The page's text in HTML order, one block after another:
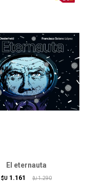
El eternauta
$U 1.161 $U 1.290